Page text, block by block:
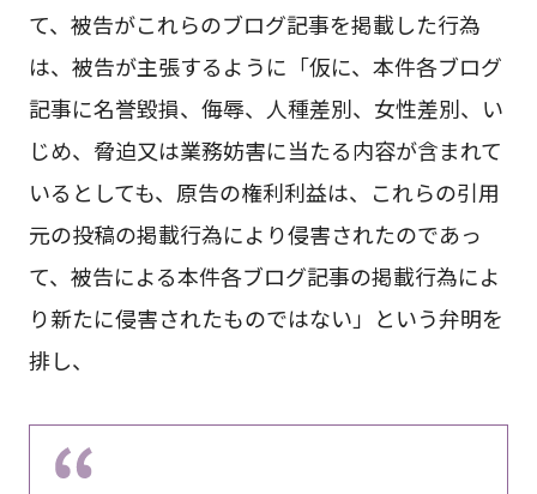
て、被告がこれらのブログ記事を掲載した行為
は、被告が主張するように「仮に、本件各ブログ
記事に名誉毀損、侮辱、人種差別、女性差別、い
じめ、脅迫又は業務妨害に当たる内容が含まれて
いるとしても、原告の権利利益は、これらの引用
元の投稿の掲載行為により侵害されたのであっ
て、被告による本件各ブログ記事の掲載行為によ
り新たに侵害されたものではない」という弁明を
排し、